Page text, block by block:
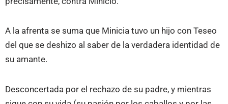
A la afrenta se suma que Minicia tuvo un hijo con Teseo
del que se deshizo al saber de la verdadera identidad de
su amante.
Desconcertada por el rechazo de su padre, y mientras